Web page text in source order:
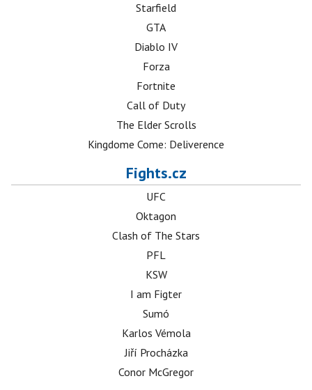
Starfield
GTA
Diablo IV
Forza
Fortnite
Call of Duty
The Elder Scrolls
Kingdome Come: Deliverence
Fights.cz
UFC
Oktagon
Clash of The Stars
PFL
KSW
I am Figter
Sumó
Karlos Vémola
Jiří Procházka
Conor McGregor